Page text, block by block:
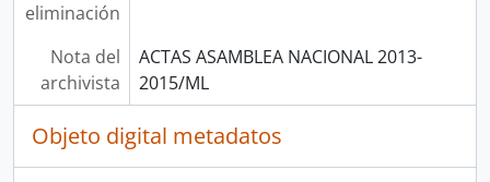
eliminación
Nota del
archivista
ACTAS ASAMBLEA NACIONAL 2013-
2015/ML
Objeto digital metadatos